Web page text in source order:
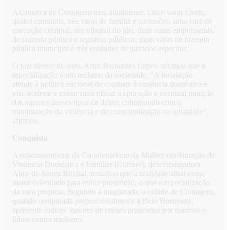
A comarca de Contagem tem, atualmente, cinco varas cíveis,
quatro criminais, três varas de família e sucessões, uma vara de
execução criminal, um tribunal do júri, duas varas empresariais,
de fazenda pública e registros públicos, duas varas de fazenda
pública municipal e três unidades de juizados especiais.
O juiz diretor do foro, Artur Bernardes Lopes, afirmou que a
especialização é um reclamo da sociedade. “A instalação
atende à política nacional de combate à violência doméstica e
visa acelerar e tornar mais eficaz a apuração e eventual punição
dos agentes desses tipos de delito, culminando com a
minimização da violência e da conscientização da igualdade”,
afirmou.
Conquista
A superintendente da Coordenadoria da Mulher em Situação de
Violência Doméstica e Familiar (Comsiv), desembargadora
Alice de Souza Birchal, ressaltou que a realidade atual exige
maior celeridade para evitar prescrição, o que a especialização
da vara propicia. Segundo a magistrada, a cidade de Contagem,
quando comparada proporcionalmente a Belo Horizonte,
apresenta índices maiores de crimes praticados por maridos e
filhos contra mulheres.